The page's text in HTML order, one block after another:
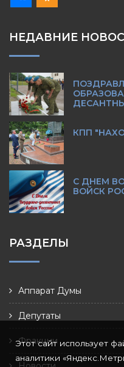
НЕДАВНИЕ
КПП
С ДНЕМ
ВОЙСК
РАЗДЕЛЫ
Аппарат Думы
Депутаты
Фракции
Этот сайт использует
аналитики